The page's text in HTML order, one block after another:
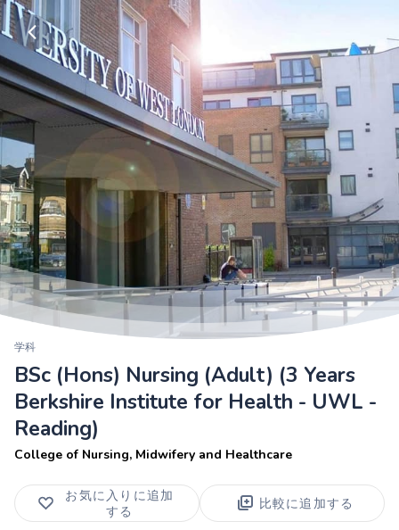
学科
BSc (Hons) Nursing (Adult) (3 Years
Berkshire Institute for Health - UWL -
Reading)
College of Nursing, Midwifery and Healthcare
お気に入りに追加
する
比較に追加する